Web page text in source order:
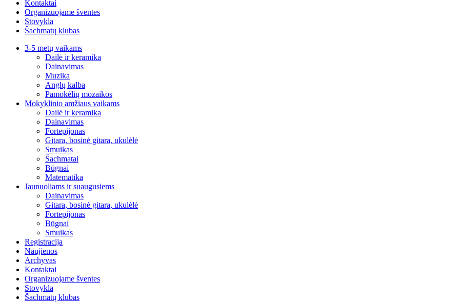
Kontaktai
Organizuojame šventes
Stovykla
Šachmatų klubas
3-5 metų vaikams
Dailė ir keramika
Dainavimas
Muzika
Anglų kalba
Pamokėlių mozaikos
Mokyklinio amžiaus vaikams
Dailė ir keramika
Dainavimas
Fortepijonas
Gitara, bosinė gitara, ukulėlė
Smuikas
Šachmatai
Būgnai
Matematika
Jaunuoliams ir suaugusiems
Dainavimas
Gitara, bosinė gitara, ukulėlė
Fortepijonas
Būgnai
Smuikas
Registracija
Naujienos
Archyvas
Kontaktai
Organizuojame šventes
Stovykla
Šachmatų klubas